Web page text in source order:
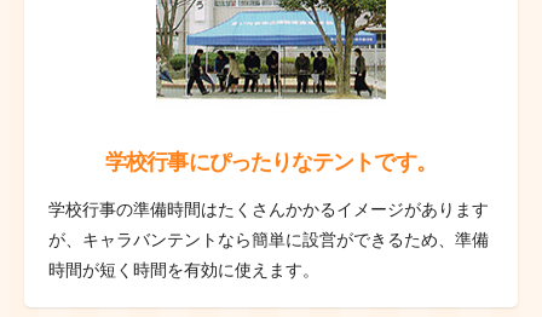
学校行事にぴったりなテントです。
学校行事の準備時間はたくさんかかるイメージがあります
が、キャラバンテントなら簡単に設営ができるため、準備
時間が短く時間を有効に使えます。